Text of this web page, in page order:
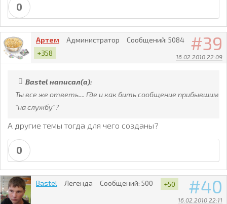
0
39
16.02.2010 22:09
Артем Администратор Сообщений: 5084
+358
Bastel написал(а):
Ты все же ответь.... Где и как бить сообщение прибывшим
"на службу"?
А другие темы тогда для чего созданы?
0
40
16.02.2010 22:11
Bastel Легенда Сообщений: 500 +50